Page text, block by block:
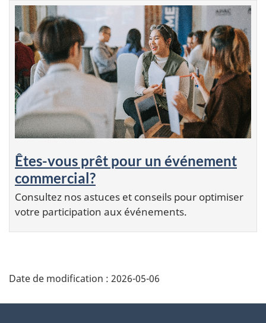
Êtes-vous prêt pour un événement
commercial?
Consultez nos astuces et conseils pour optimiser
votre participation aux événements.
Additional
Information
Date de modification : 2026-05-06